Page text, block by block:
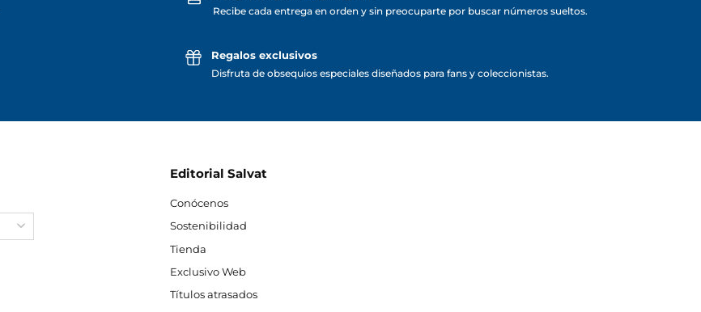
Recibe cada entrega en orden y sin preocuparte por buscar números sueltos.
Regalos exclusivos
Disfruta de obsequios especiales diseñados para fans y coleccionistas.
Editorial Salvat
Conócenos
Sostenibilidad
Tienda
Exclusivo Web
Títulos atrasados